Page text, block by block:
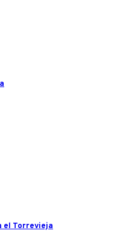
el Torrevieja